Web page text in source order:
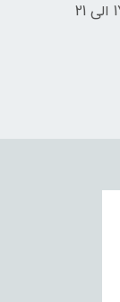
شنبه تا پنج شنبه از ساعت 9 صبح الی 14 و 17 الی 21